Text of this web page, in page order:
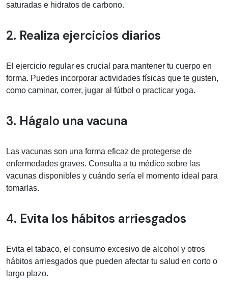
saturadas e hidratos de carbono.
2. Realiza ejercicios diarios
El ejercicio regular es crucial para mantener tu cuerpo en
forma. Puedes incorporar actividades físicas que te gusten,
como caminar, correr, jugar al fútbol o practicar yoga.
3. Hágalo una vacuna
Las vacunas son una forma eficaz de protegerse de
enfermedades graves. Consulta a tu médico sobre las
vacunas disponibles y cuándo sería el momento ideal para
tomarlas.
4. Evita los hábitos arriesgados
Evita el tabaco, el consumo excesivo de alcohol y otros
hábitos arriesgados que pueden afectar tu salud en corto o
largo plazo.